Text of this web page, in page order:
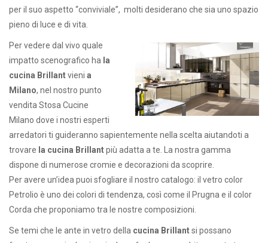
per il suo aspetto “conviviale”, molti desiderano che sia uno spazio
pieno di luce e di vita.
Per vedere dal vivo quale
impatto scenografico ha la
cucina Brillantvieni a
Milano, nel nostro punto
vendita Stosa Cucine
Milano dove i nostri esperti
arredatori ti guideranno sapientemente nella scelta aiutandoti a
trovare la cucina Brillantpiù adatta a te. La nostra gamma
dispone di numerose cromie e decorazioni da scoprire.
Per avere un’idea puoi sfogliare il nostro catalogo: il vetro color
Petrolio è uno dei colori di tendenza, così come il Prugna e il color
Corda che proponiamo tra le nostre composizioni.
Se temi che le ante in vetro della cucina Brillantsi possano